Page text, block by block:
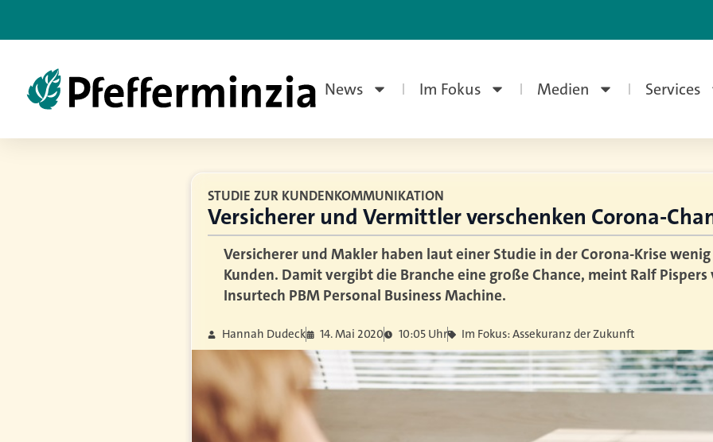
News Im Fokus Medien Services
STUDIE ZUR KUNDENKOMMUNIKATION
Versicherer und Vermittler verschenken Corona-
Versicherer und Makler haben laut einer Studie in der Corona-Krise
Kunden. Damit vergibt die Branche eine große Chance, meint Ralf Pispers
Insurtech PBM Personal Business Machine.
Hannah Dudeck 14. Mai 2020 10:05 Uhr Im Fokus: Assekuranz der Zukunft